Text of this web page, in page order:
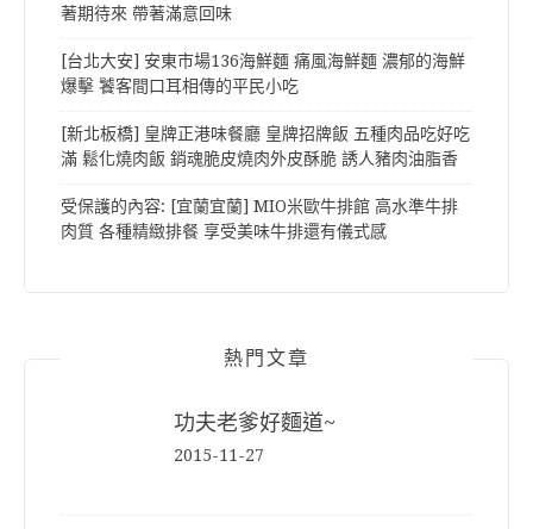
著期待來 帶著滿意回味
[台北大安] 安東市場136海鮮麵 痛風海鮮麵 濃郁的海鮮
爆擊 饕客間口耳相傳的平民小吃
[新北板橋] 皇牌正港味餐廳 皇牌招牌飯 五種肉品吃好吃
滿 鬆化燒肉飯 銷魂脆皮燒肉外皮酥脆 誘人豬肉油脂香
受保護的內容: [宜蘭宜蘭] MIO米歐牛排館 高水準牛排
肉質 各種精緻排餐 享受美味牛排還有儀式感
熱門文章
功夫老爹好麵道~
2015-11-27